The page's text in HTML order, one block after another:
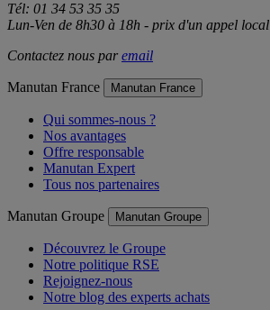
Tél: 01 34 53 35 35
Lun-Ven de 8h30 à 18h - prix d'un appel local
Contactez nous paremail
Manutan France Manutan France
Qui sommes-nous ?
Nos avantages
Offre responsable
Manutan Expert
Tous nos partenaires
Manutan Groupe Manutan Groupe
Découvrez le Groupe
Notre politique RSE
Rejoignez-nous
Notre blog des experts achats